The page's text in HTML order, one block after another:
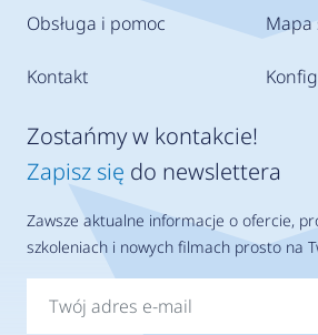
Obsługa i pomoc
Kontakt
Mapa
Zostańmy w kontakcie!
Zapisz się do newslettera
Zawsze aktualne informacje o ofercie,
szkoleniach i nowych filmach prosto na